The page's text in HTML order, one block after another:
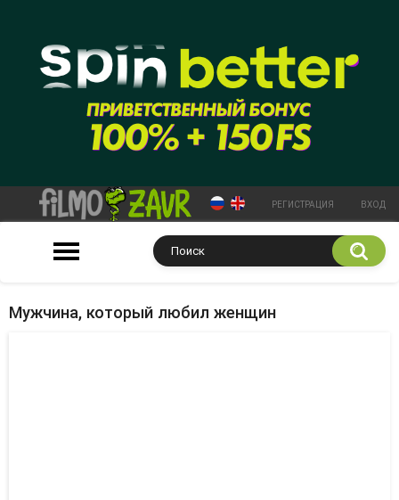
РЕГИСТРАЦИЯ ВХОД
Мужчина, который любил женщин